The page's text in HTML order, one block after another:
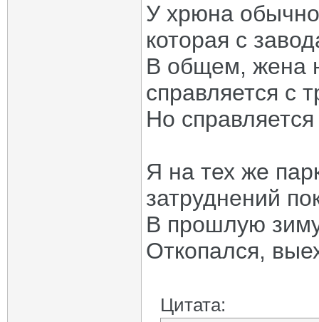
У хрюна
которая с
В общем, жена
справляется с
Но
Я на тех же
затруднений
В прошлую
Откопался,
Цитата: